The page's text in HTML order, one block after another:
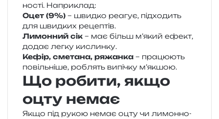
но­сті. Наприклад:
Оцет (9%) – швид­ко реа­гує, під­хо­дить
для швид­ких рецептів.
Лимонний сік – має більш м’я­кий ефект,
додає легку кислинку.
Кефір, сме­та­на, ряжан­ка – пра­цю­ють
повіль­ні­ше, роблять випі­чку м’якшою.
Що робити, якщо
оцту немає
Якщо під рукою немає оцту чи лимон­но­